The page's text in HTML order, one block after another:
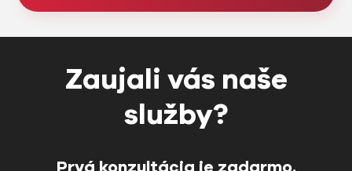
Zaujali vás naše
služby?